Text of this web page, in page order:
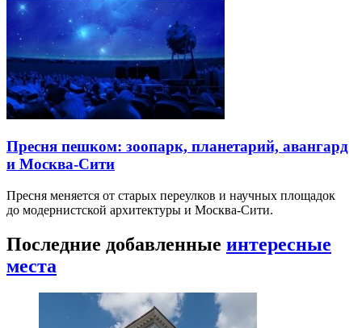
Пресня пешком: зоопарк, планетарий, авангард
и Москва-Сити
Пресня меняется от старых переулков и научных площадок
до модернистской архитектуры и Москва-Сити.
Последние добавленные интересные
места